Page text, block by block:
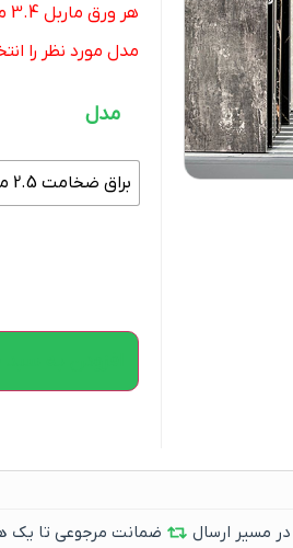
هر ورق ماربل 3.4 متر مربع را پوشش میدهد.
مدل مورد نظر را
مدل
براق ضخامت 2.5 میلی متر
مسیر ارسال ضمانت مرجوعی تا یک